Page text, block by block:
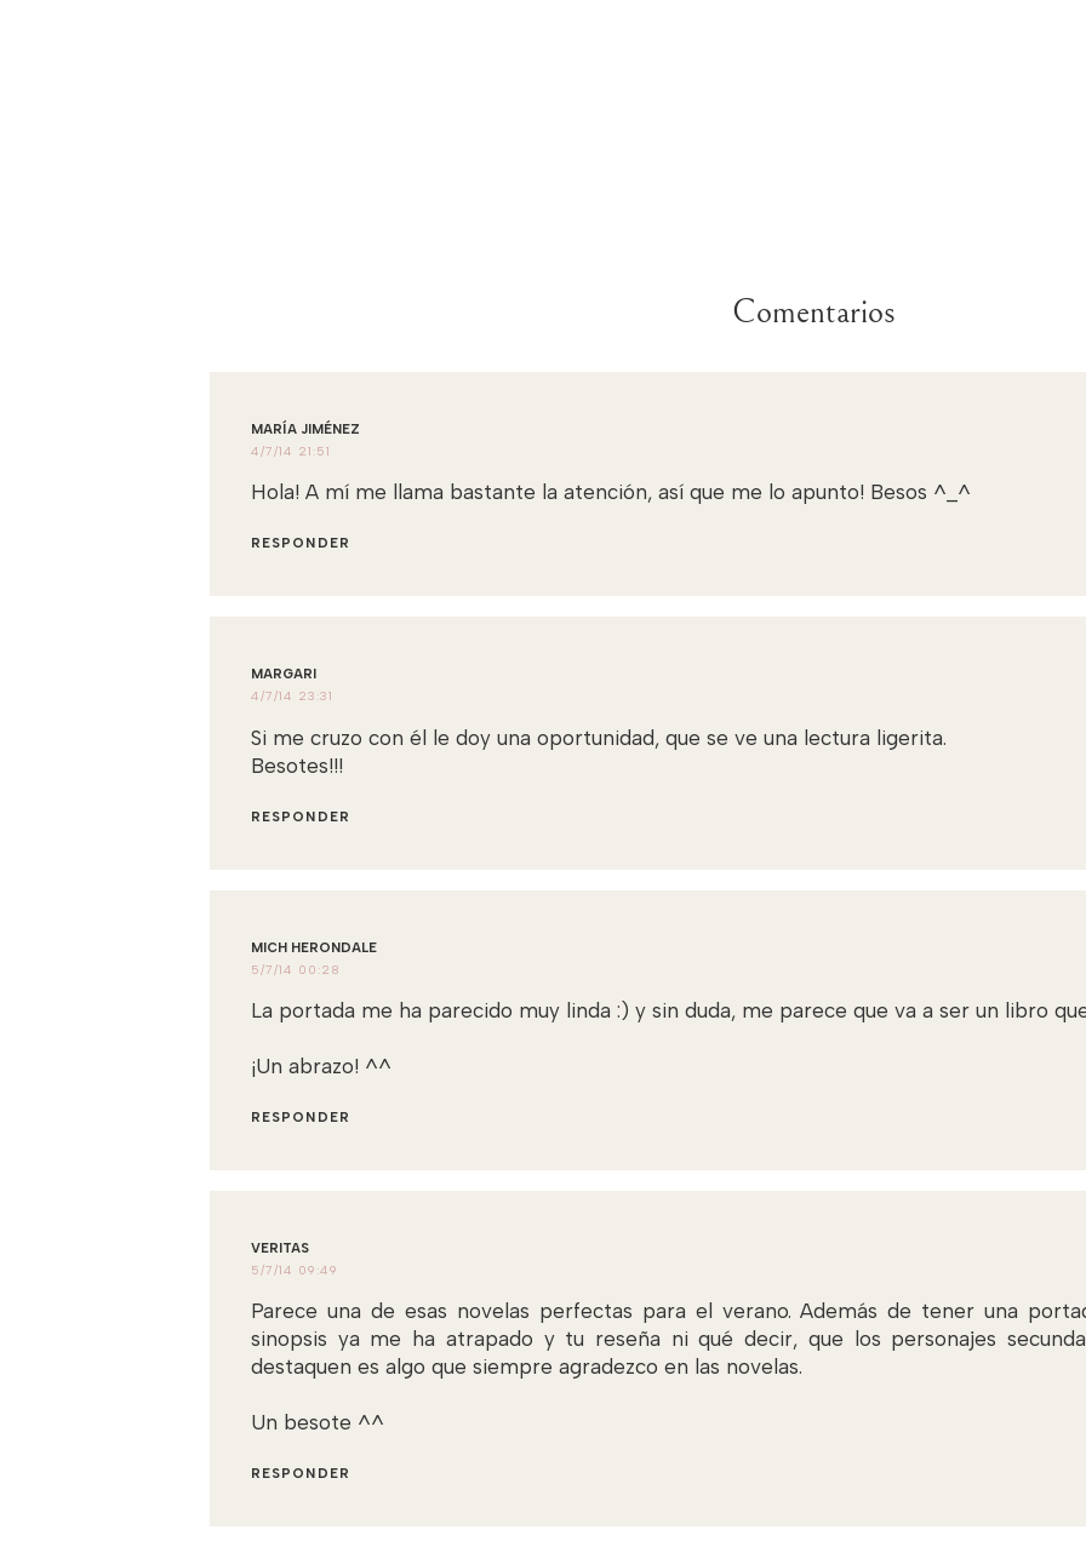
Comentarios
MARÍA JIMÉNEZ
4/7/14 21:51
Hola! A mí me llama bastante la atención, así que me lo apunto! Besos ^_^
RESPONDER
MARGARI
4/7/14 23:31
Si me cruzo con él le doy una oportunidad, que se ve una lectura ligerita.
Besotes!!!
RESPONDER
MICH HERONDALE
5/7/14 00:28
La portada me ha parecido muy linda :) y sin duda, me parece que va a ser un libro
¡Un abrazo! ^^
RESPONDER
VERITAS
5/7/14 09:49
Parece una de esas novelas perfectas para el verano. Además de tener una
sinopsis ya me ha atrapado y tu reseña ni qué decir, que los personajes
destaquen es algo que siempre agradezco en las novelas.
Un besote ^^
RESPONDER